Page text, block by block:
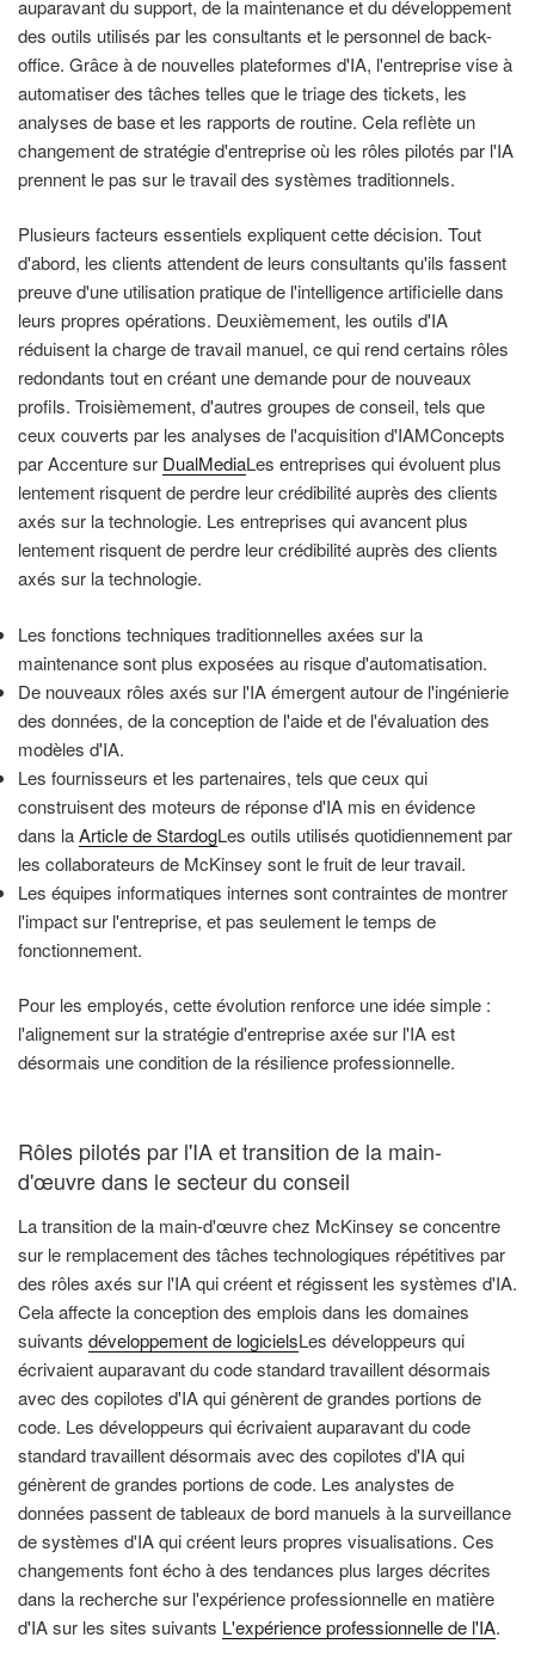
auparavant du support, de la maintenance et du développement
des outils utilisés par les consultants et le personnel de back-
office. Grâce à de nouvelles plateformes d'IA, l'entreprise vise à
automatiser des tâches telles que le triage des tickets, les
analyses de base et les rapports de routine. Cela reflète un
changement de stratégie d'entreprise où les rôles pilotés par l'IA
prennent le pas sur le travail des systèmes traditionnels.
Plusieurs facteurs essentiels expliquent cette décision. Tout
d'abord, les clients attendent de leurs consultants qu'ils fassent
preuve d'une utilisation pratique de l'intelligence artificielle dans
leurs propres opérations. Deuxièmement, les outils d'IA
réduisent la charge de travail manuel, ce qui rend certains rôles
redondants tout en créant une demande pour de nouveaux
profils. Troisièmement, d'autres groupes de conseil, tels que
ceux couverts par les analyses de l'acquisition d'IAMConcepts
par Accenture sur DualMediaLes entreprises qui évoluent plus
lentement risquent de perdre leur crédibilité auprès des clients
axés sur la technologie. Les entreprises qui avancent plus
lentement risquent de perdre leur crédibilité auprès des clients
axés sur la technologie.
Les fonctions techniques traditionnelles axées sur la
maintenance sont plus exposées au risque d'automatisation.
De nouveaux rôles axés sur l'IA émergent autour de l'ingénierie
des données, de la conception de l'aide et de l'évaluation des
modèles d'IA.
Les fournisseurs et les partenaires, tels que ceux qui
construisent des moteurs de réponse d'IA mis en évidence
dans laArticle de StardogLes outils utilisés quotidiennement par
les collaborateurs de McKinsey sont le fruit de leur travail.
Les équipes informatiques internes sont contraintes de montrer
l'impact sur l'entreprise, et pas seulement le temps de
fonctionnement.
Pour les employés, cette évolution renforce une idée simple :
l'alignement sur la stratégie d'entreprise axée sur l'IA est
désormais une condition de la résilience professionnelle.
Rôles pilotés par l'IA et transition de la main-
d'œuvre dans le secteur du conseil
La transition de la main-d'œuvre chez McKinsey se concentre
sur le remplacement des tâches technologiques répétitives par
des rôles axés sur l'IA qui créent et régissent les systèmes d'IA.
Cela affecte la conception des emplois dans les domaines
suivants développement de logicielsLes développeurs qui
écrivaient auparavant du code standard travaillent désormais
avec des copilotes d'IA qui génèrent de grandes portions de
code. Les développeurs qui écrivaient auparavant du code
standard travaillent désormais avec des copilotes d'IA qui
génèrent de grandes portions de code. Les analystes de
données passent de tableaux de bord manuels à la surveillance
de systèmes d'IA qui créent leurs propres visualisations. Ces
changements font écho à des tendances plus larges décrites
dans la recherche sur l'expérience professionnelle en matière
d'IA sur les sites suivants L'expérience professionnelle de l'IA.